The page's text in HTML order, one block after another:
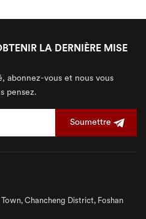
LA DERNIÈRE MISE
abonnez-vous et nous vous
pensez.
Soumettre
Chancheng District, Foshan